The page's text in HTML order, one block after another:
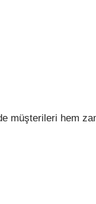
müşterileri hem